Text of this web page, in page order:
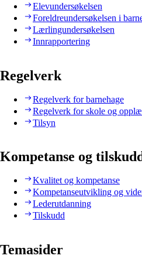
Elevundersøkelsen
Foreldreundersøkelsen i
Lærlingundersøkelsen
Innrapportering
Regelverk
Regelverk for barnehage
Regelverk for skole og
Tilsyn
Kompetanse og
Kvalitet og kompetanse
Kompetanseutvikling og
Lederutdanning
Tilskudd
Temasider